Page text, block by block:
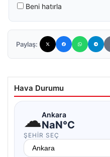
Beni hatırla
Paylaş:
Hava Durumu
☁Ankara
NaN°C
ŞEHIR SEÇ